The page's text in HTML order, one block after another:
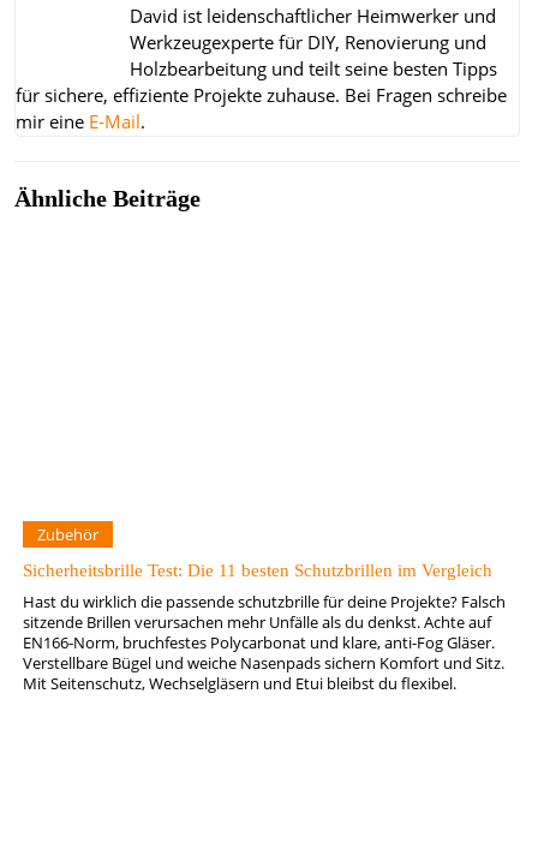
David ist leidenschaftlicher Heimwerker und
Werkzeugexperte für DIY, Renovierung und
Holzbearbeitung und teilt seine besten Tipps
für sichere, effiziente Projekte zuhause. Bei Fragen schreibe
mir eine E-Mail.
Ähnliche Beiträge
Zubehör
Sicherheitsbrille Test: Die 11 besten Schutzbrillen im Vergleich
Hast du wirklich die passende schutzbrille für deine Projekte? Falsch
sitzende Brillen verursachen mehr Unfälle als du denkst. Achte auf
EN166‑Norm, bruchfestes Polycarbonat und klare, anti-Fog Gläser.
Verstellbare Bügel und weiche Nasenpads sichern Komfort und Sitz.
Mit Seitenschutz, Wechselgläsern und Etui bleibst du flexibel.